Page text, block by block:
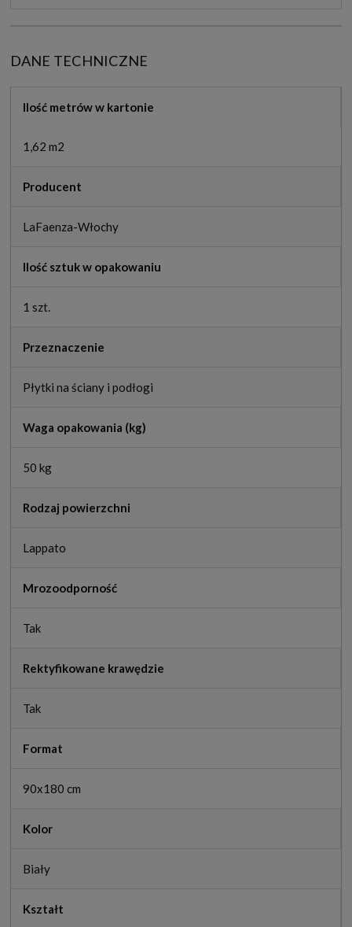
DANE TECHNICZNE
Ilość metrów w kartonie
1,62 m2
Producent
LaFaenza-Włochy
Ilość sztuk w opakowaniu
1 szt.
Przeznaczenie
Płytki na ściany i podłogi
Waga opakowania (kg)
50 kg
Rodzaj powierzchni
Lappato
Mrozoodporność
Tak
Rektyfikowane krawędzie
Tak
Format
90x180 cm
Kolor
Biały
Kształt